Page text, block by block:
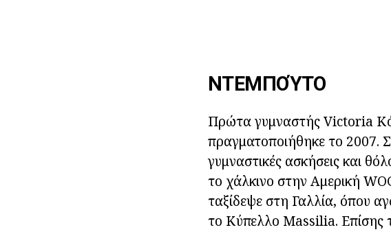
ΝΤΕΜΠΟΎΤΟ
Πρώτα γυμναστής Victoria
πραγματοποιήθηκε το 2007.
γυμναστικές ασκήσεις και
το χάλκινο στην Αμερική
ταξίδεψε στη Γαλλία, όπου
το Κύπελλο Massilia. Επίσης